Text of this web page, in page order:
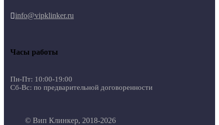
info@vipklinker.ru
Часы работы
Пн-Пт: 10:00-19:00
Сб-Вс: по предварительной договоренности
© Вип Клинкер, 2018-2026